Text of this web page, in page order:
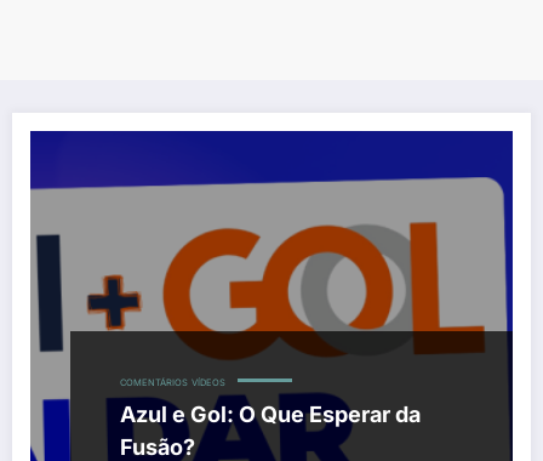
COMENTÁRIOS VÍDEOS
Azul e Gol: O Que Esperar da
Fusão?